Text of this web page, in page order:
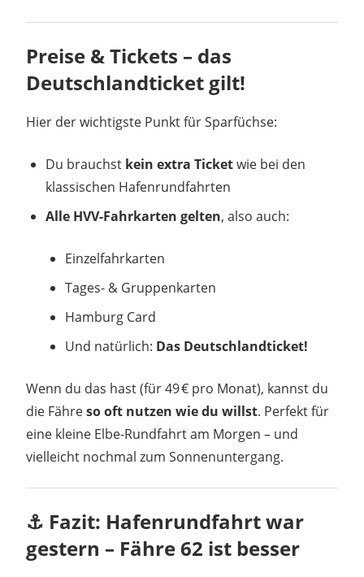
Preise & Tickets – das
Deutschlandticket gilt!
Hier der wichtigste Punkt für Sparfüchse:
Du brauchst kein extra Ticketwie bei den
klassischen Hafenrundfahrten
Alle HVV-Fahrkarten gelten, also auch:
Einzelfahrkarten
Tages- & Gruppenkarten
Hamburg Card
Und natürlich: Das Deutschlandticket!
Wenn du das hast (für 49 € pro Monat), kannst du
die Fähreso oft nutzen wie du willst. Perfekt für
eine kleine Elbe-Rundfahrt am Morgen – und
vielleicht nochmal zum Sonnenuntergang.
⚓ Fazit: Hafenrundfahrt war
gestern – Fähre 62 ist besser